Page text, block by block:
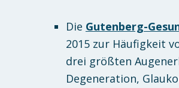
Die Gutenberg-
2015 zur Häufigkeit
drei größten
Degeneration,